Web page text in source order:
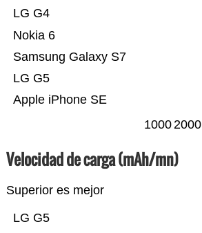
Apple iPhone SE
LG G5
Samsung Galaxy S7
Nokia 6
LG G4
10002000
Velocidad de carga (mAh/mn)
Superior es mejor
LG G5